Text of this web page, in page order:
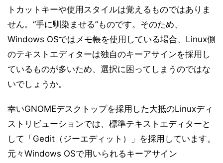
トカットキーや使用スタイルは覚えるものではありま
せん。“手に馴染ませる”ものです。そのため、
Windows OSではメモ帳を使用している場合、Linux側
のテキストエディターは独自のキーアサインを採用し
ているものが多いため、選択に困ってしまうのではな
いでしょうか。
幸いGNOMEデスクトップを採用した大抵のLinuxディ
ストリビューションでは、標準テキストエディターと
して「Gedit（ジーエディット）」を採用しています。
元々Windows OSで用いられるキーアサイン